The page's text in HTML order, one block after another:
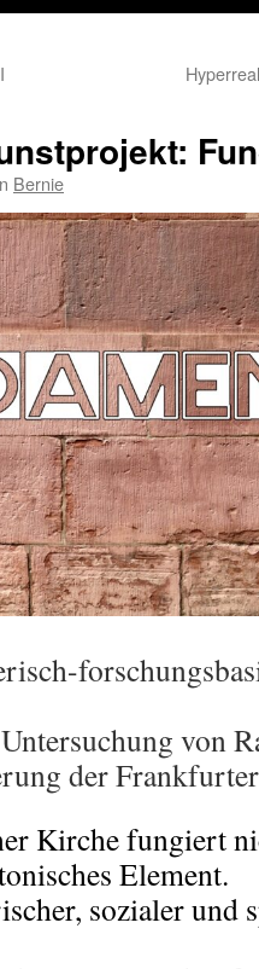
Bernie
von
der
Kirche fungiert
Element.
sozialer und